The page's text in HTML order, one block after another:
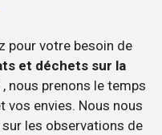
pour votre besoin de
et déchets sur la
, nous prenons le temps
vos envies. Nous nous
les observations de